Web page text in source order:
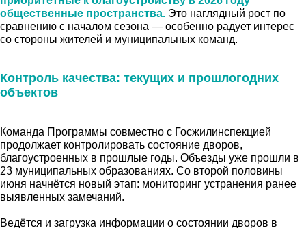
общественные пространства. Это наглядный рост по
сравнению с началом сезона — особенно радует интерес
со стороны жителей и муниципальных команд.
Контроль качества: текущих и прошлогодних
объектов
Команда Программы совместно с Госжилинспекцией
продолжает контролировать состояние дворов,
благоустроенных в прошлые годы. Объезды уже прошли в
23 муниципальных образованиях. Со второй половины
июня начнётся новый этап: мониторинг устранения ранее
выявленных замечаний.
Ведётся и загрузка информации о состоянии дворов в